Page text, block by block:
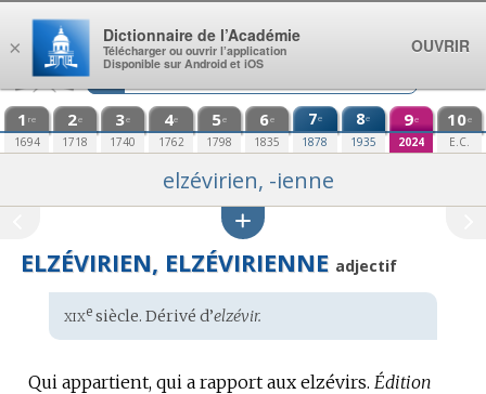
Aller au contenu
1 re
1694
2e
1718
3e
1740
4e
1762
5e
1798
6e
1835
7e
1878
8e
1935
9e
2024
10e
E.C.
elzévirien, -ienne
ELZÉVIRIEN, ELZÉVIRIENNE adjectif
Étymologie
:
xixesiècle. Dérivé d’elzévir.
Qui appartient, qui a rapport aux elzévirs. Édition
×
Dictionnaire de l’Académie
Télécharger ou ouvrir l’application
Disponible sur Android et iOS
OUVRIR